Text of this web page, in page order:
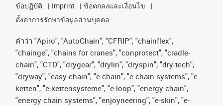
ข้อปฏิบัติ
Imprint
ข้อตกลงและเงื่อนไข
ตั้งค่าการรักษาข้อมูลส่วนบุคคล
คําว่า "Apiro", "AutoChain", "CFRIP", "chainflex",
"chainge", "chains for cranes", "conprotect", "cradle-
chain", "CTD", "drygear", "drylin", "dryspin", "dry-tech",
"dryway", "easy chain", "e-chain", "e-chain systems", "e-
ketten", "e-kettensysteme", "e-loop", "energy chain",
"energy chain systems", "enjoyneering", "e-skin", "e-